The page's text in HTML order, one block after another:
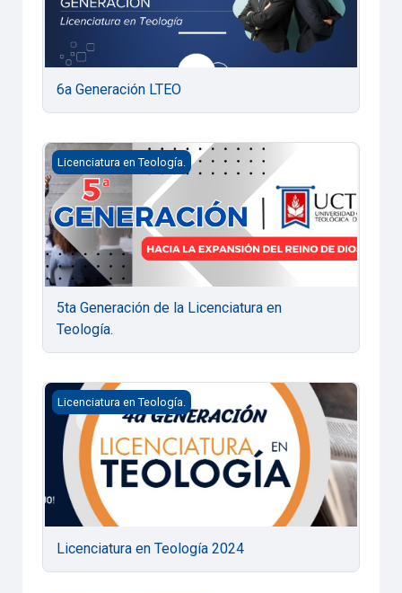
6a Generación LTEO
5ta Generación de la Licenciatura en Teología.
Licenciatura en Teología.
5ta Generación de la Licenciatura en
Teología.
Licenciatura en Teología 2024
Licenciatura en Teología.
Licenciatura en Teología 2024